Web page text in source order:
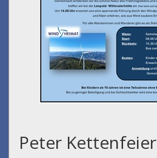
Peter Kettenfeier